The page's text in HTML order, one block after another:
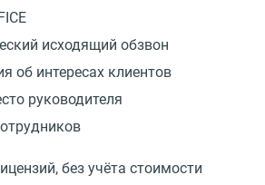
исходящий обзвон
об интересах клиентов
руководителя
без учёта стоимости